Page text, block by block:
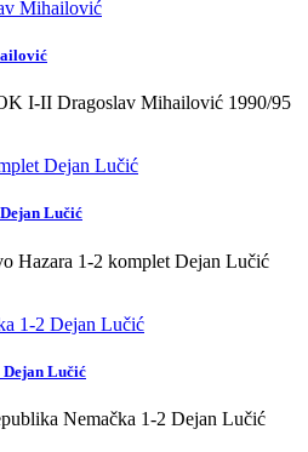
I-II Dragoslav Mihailović 1990/95
Lučić
Hazara 1-2 komplet Dejan Lučić
Dejan Lučić
Nemačka 1-2 Dejan Lučić